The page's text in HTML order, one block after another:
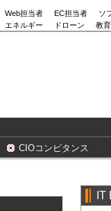
Web担当者 EC担当者
ソ
エネルギー
ドローン 教
CIOコンピタンス
IT